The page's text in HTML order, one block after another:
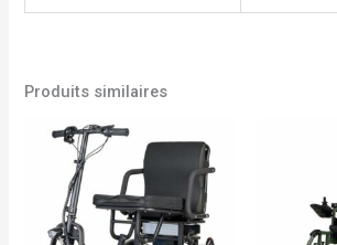
Produits similaires